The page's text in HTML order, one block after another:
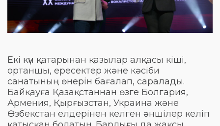
Екі күн қатарынан қазылар алқасы кіші,
ортаншы, ересектер және кәсіби
санатының өнерін бағалап, саралады.
Байқауға Қазақстаннан өзге Болгария,
Армения, Қырғызстан, Украина және
Өзбекстан елдерінен келген әншілер келіп